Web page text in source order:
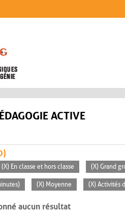
ACTIVE
(X) En classe et hors classe (X) Grand
(X) Moyenne (X) Activités
aucun résultat